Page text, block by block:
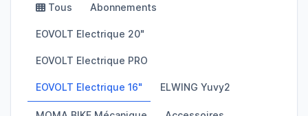
Tous Abonnements
EOVOLT Electrique 20"
EOVOLT Electrique PRO
EOVOLT Electrique 16" ELWING Yuvy2